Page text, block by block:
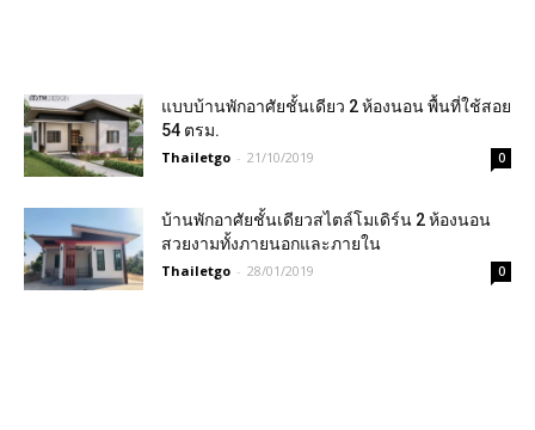
แบบบ้านพักอาศัยชั้นเดียว 2 ห้องนอน พื้นที่ใช้สอย
54 ตรม.
Thailetgo - 21/10/2019 0
บ้านพักอาศัยชั้นเดียวสไตล์โมเดิร์น 2 ห้องนอน
สวยงามทั้งภายนอกและภายใน
Thailetgo - 28/01/2019 0